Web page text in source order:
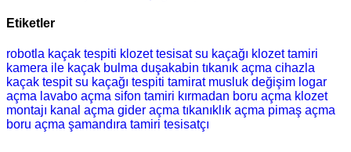
Etiketler
robotla kaçak tespiti klozet tesisat su kaçağı klozet tamiri
kamera ile kaçak bulma duşakabin tıkanık açma cihazla
kaçak tespit su kaçağı tespiti tamirat musluk değişim logar
açma lavabo açma sifon tamiri kırmadan boru açma klozet
montajı kanal açma gider açma tıkanıklık açma pimaş açma
boru açma şamandıra tamiri tesisatçı